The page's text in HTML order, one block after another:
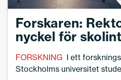
Forskaren:
nyckel för
FORSKNING I ett
Stockholms universitet